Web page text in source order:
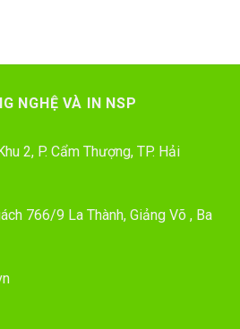
NGHỆ VÀ IN NSP
2, P. Cẩm Thượng, TP. Hải
766/9 La Thành, Giảng Võ , Ba